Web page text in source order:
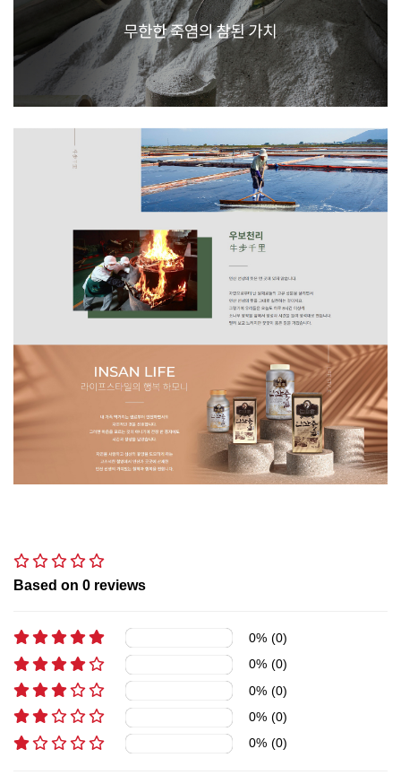
Based on 0 reviews
0% (0)
0% (0)
0% (0)
0% (0)
0% (0)